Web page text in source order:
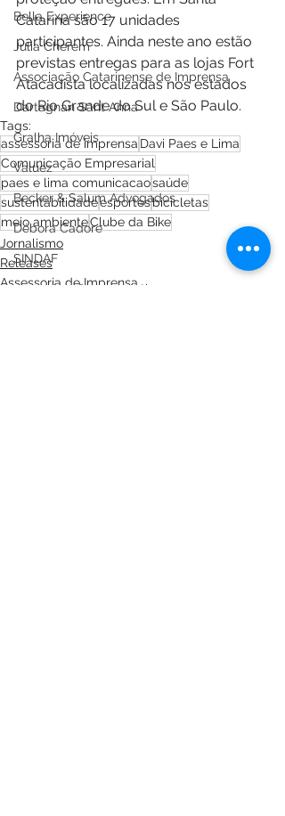
Bella Experience
Júlia Cherem
Associação Catarinense de Imprensa
Dartagnan Sant Anna
Gralha Imóveis
Valuez
Becker & Salum Advogados
Débora Cadore
SINDAF
comunicação corporativa
Catarina são 17 unidades
participantes. Ainda neste ano estão
previstas entregas para as lojas Fort
Atacadista localizadas nos estados
do Rio Grande do Sul e São Paulo.
Tags:
assessoria de imprensa Davi Paes e Lima
Comunicação Empresarial
paes e lima comunicacaosaúde
sustentabilidadeesportesbicicletas
meio ambienteClube da Bike
Jornalismo
Releases
Assessoria de Imprensa